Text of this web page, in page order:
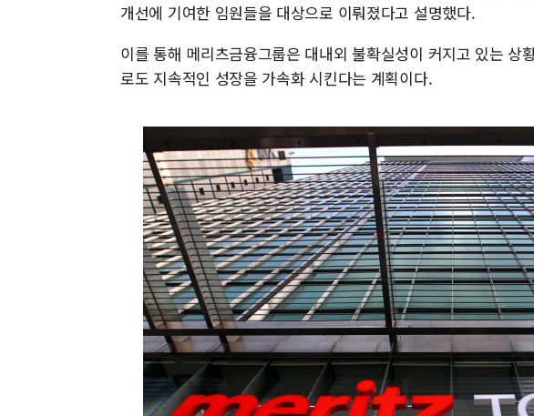
개선에 기여한 임원들을 대상으로 이뤄졌다고 설명했다.
이를 통해 메리츠금융그룹은 대내외 불확실성이 커지고 있는 상
로도 지속적인 성장을 가속화 시킨다는 계획이다.